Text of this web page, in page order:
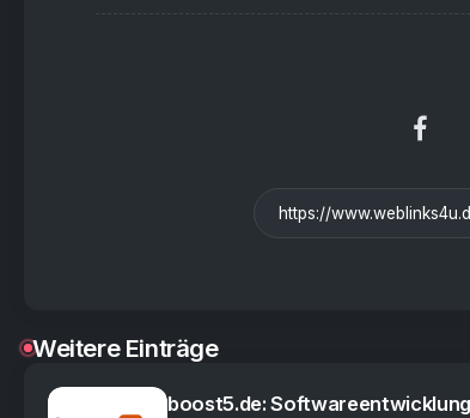
Weitere Einträge
boost5.de: Softwareentwicklung